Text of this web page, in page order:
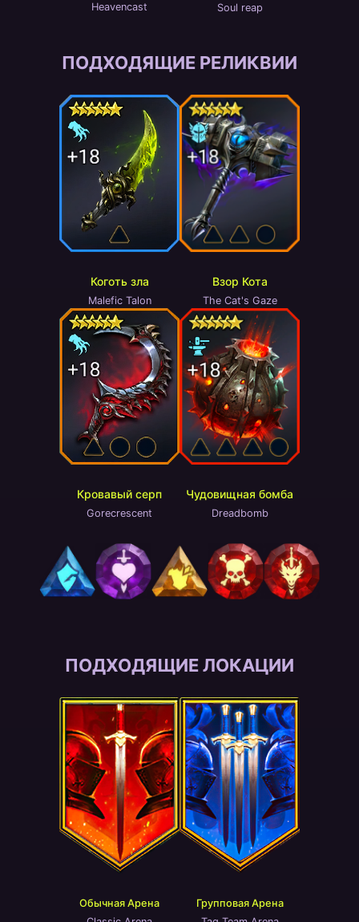
Heavencast Soul reap
ПОДХОДЯЩИЕ РЕЛИКВИИ
Коготь зла
Malefic Talon
Взор Кота
The Cat's Gaze
Кровавый серп
Gorecrescent
Чудовищная бомба
Dreadbomb
ПОДХОДЯЩИЕ ЛОКАЦИИ
Обычная Арена
Групповая Арена